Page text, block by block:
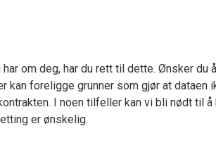
om deg, har du rett til dette. Ønsker du
foreligge grunner som gjør at dataen
I noen tilfeller kan vi bli nødt til
er ønskelig.